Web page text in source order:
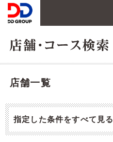
店舗一覧
指定した条件をすべて見る